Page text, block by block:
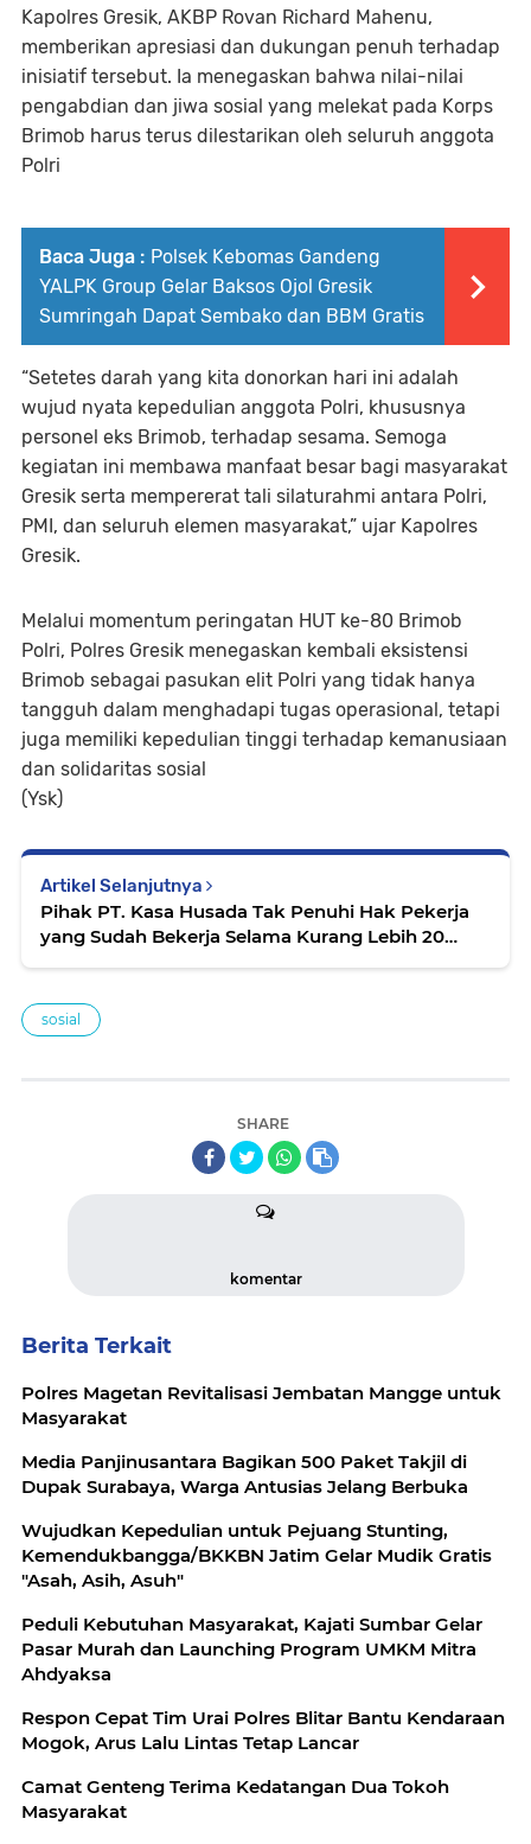
Kapolres Gresik, AKBP Rovan Richard Mahenu,
memberikan apresiasi dan dukungan penuh terhadap
inisiatif tersebut. Ia menegaskan bahwa nilai-nilai
pengabdian dan jiwa sosial yang melekat pada Korps
Brimob harus terus dilestarikan oleh seluruh anggota
Polri
Baca Juga : Polsek Kebomas Gandeng
YALPK Group Gelar Baksos Ojol Gresik
Sumringah Dapat Sembako dan BBM Gratis
“Setetes darah yang kita donorkan hari ini adalah
wujud nyata kepedulian anggota Polri, khususnya
personel eks Brimob, terhadap sesama. Semoga
kegiatan ini membawa manfaat besar bagi masyarakat
Gresik serta mempererat tali silaturahmi antara Polri,
PMI, dan seluruh elemen masyarakat,” ujar Kapolres
Gresik.
Melalui momentum peringatan HUT ke-80 Brimob
Polri, Polres Gresik menegaskan kembali eksistensi
Brimob sebagai pasukan elit Polri yang tidak hanya
tangguh dalam menghadapi tugas operasional, tetapi
juga memiliki kepedulian tinggi terhadap kemanusiaan
dan solidaritas sosial
(Ysk)
Artikel Selanjutnya
Pihak PT. Kasa Husada Tak Penuhi Hak Pekerja
yang Sudah Bekerja Selama Kurang Lebih 20
sosial
SHARE
komentar
Berita Terkait
Polres Magetan Revitalisasi Jembatan Mangge untuk
Masyarakat
Media Panjinusantara Bagikan 500 Paket Takjil di
Dupak Surabaya, Warga Antusias Jelang Berbuka
Wujudkan Kepedulian untuk Pejuang Stunting,
Kemendukbangga/BKKBN Jatim Gelar Mudik Gratis
"Asah, Asih, Asuh"
Peduli Kebutuhan Masyarakat, Kajati Sumbar Gelar
Pasar Murah dan Launching Program UMKM Mitra
Ahdyaksa
Respon Cepat Tim Urai Polres Blitar Bantu Kendaraan
Mogok, Arus Lalu Lintas Tetap Lancar
Camat Genteng Terima Kedatangan Dua Tokoh
Masyarakat